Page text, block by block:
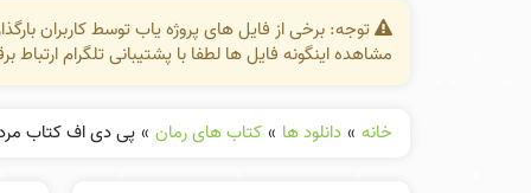
توجه: برخی از فایل های پروژه یاب توسط کاربران
مشاهده اینگونه فایل ها لطفا با پشتیبانی تلگرام
خانه » دانلود ها » کتاب های رمان » پی دی اف کتاب